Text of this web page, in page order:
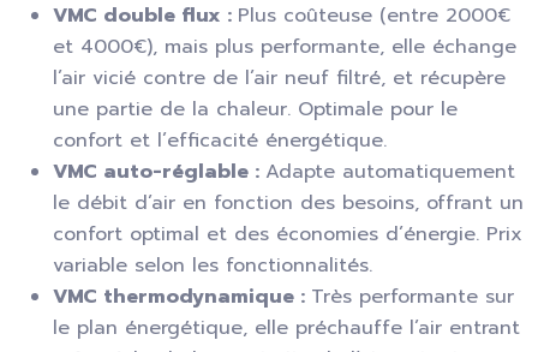
VMC double flux : Plus coûteuse (entre 2000€
et 4000€), mais plus performante, elle échange
l’air vicié contre de l’air neuf filtré, et récupère
une partie de la chaleur. Optimale pour le
confort et l’efficacité énergétique.
VMC auto-réglable : Adapte automatiquement
le débit d’air en fonction des besoins, offrant un
confort optimal et des économies d’énergie. Prix
variable selon les fonctionnalités.
VMC thermodynamique : Très performante sur
le plan énergétique, elle préchauffe l’air entrant